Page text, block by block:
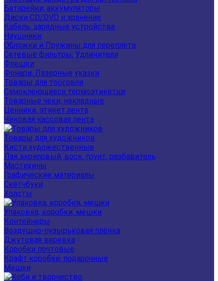
Батарейки, аккумуляторы
Диски CD/DVD и хранение
Кабель, зарядные устройства
Наушники
Обложки и Пружины для переплета
Сетевые фильтры, Удлинители
Флешки
Фонари, Лазерные указки
Товары для торговли
Самоклеющиеся термоэтикетки
Товарные чеки, накладные
Ценники, этикет лента
Чековая кассовая лента
Товары для художников
Кисти художественные
Лак акриловый, воск, грунт, разбавитель
Мастихины
Графические материалы
Скетчбуки
Холсты
Упаковка, коробки, мешки
Контейнеры
Воздушно-пузырьковая плёнка
Джутовая веревка
Коробки почтовые
Крафт коробки, подарочные
Мешки